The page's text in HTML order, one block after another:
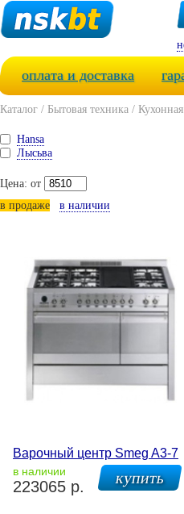
оплата и доставка
Каталог / Бытовая техника /
Hansa
Лысьва
Цена: от
в продаже
в наличии
Варочный центр Smeg A3-7
в наличии
223065 р.